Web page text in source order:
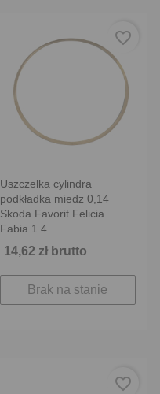
Uszczelka cylindra
podkładka miedz 0,14
Skoda Favorit Felicia
Fabia 1.4
14,62 zł brutto
Brak na stanie
favorite_border
favorite_border